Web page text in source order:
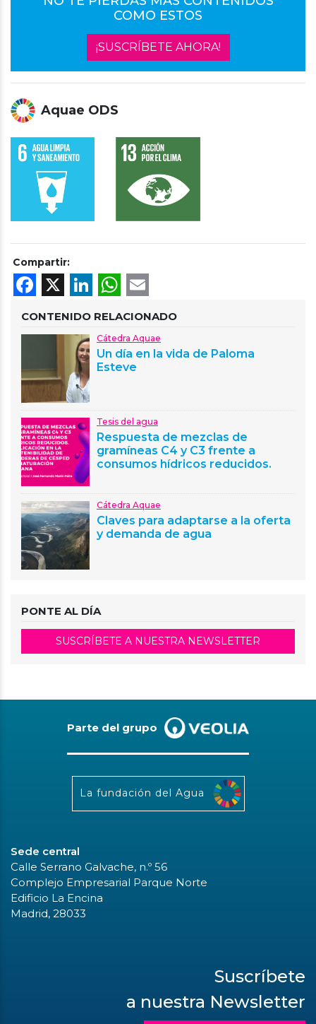
COMO ESTOS
¡SUSCRÍBETE AHORA!
Aquae ODS
Compartir:
Facebook
X LinkedIn
WhatsApp
CONTENIDO RELACIONADO
Cátedra Aquae
Un día en la vida de Paloma
Esteve
Tesis del agua
Respuesta de mezclas de
gramíneas C4 y C3 frente a
consumos hídricos reducidos.
Cátedra Aquae
Claves para adaptarse a la oferta
y demanda de agua
PONTE AL DÍA
SUSCRÍBETE A NUESTRA NEWSLETTER
Parte del grupo
La fundación del Agua
Sede central
Calle Serrano Galvache, n.º 56
Complejo Empresarial Parque Norte
Edificio La Encina
Madrid, 28033
Suscríbete
a nuestra Newsletter